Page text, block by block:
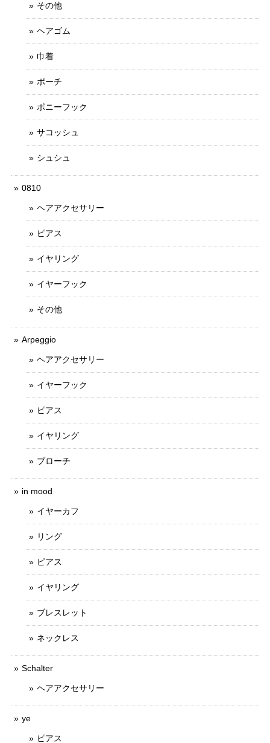
その他
ヘアゴム
巾着
ポーチ
ポニーフック
サコッシュ
シュシュ
0810
ヘアアクセサリー
ピアス
イヤリング
イヤーフック
その他
Arpeggio
ヘアアクセサリー
イヤーフック
ピアス
イヤリング
ブローチ
in mood
イヤーカフ
リング
ピアス
イヤリング
ブレスレット
ネックレス
Schalter
ヘアアクセサリー
ye
ピアス